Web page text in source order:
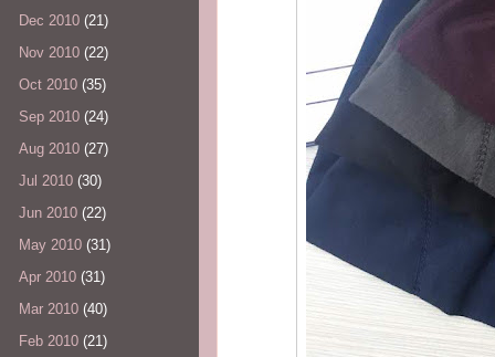
Dec 2010 (21)
Nov 2010 (22)
Oct 2010 (35)
Sep 2010 (24)
Aug 2010 (27)
Jul 2010 (30)
Jun 2010 (22)
May 2010 (31)
Apr 2010 (31)
Mar 2010 (40)
Feb 2010 (21)